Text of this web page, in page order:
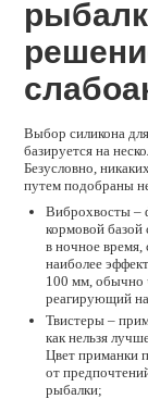
Выбор силикона
базируется на
Безусловно,
путем подобраны
Виброхвосты –
кормовой
в ночное
наиболее
100 мм, обычно
реагирующий
Твистеры –
как нельзя
Цвет приманки
от
рыбалки;